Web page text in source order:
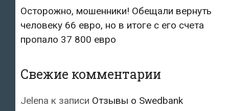
Осторожно, мошенники! Обещали вернуть
человеку 66 евро, но в итоге с его счета
пропало 37 800 евро
Свежие комментарии
Jelena к записи Отзывы о Swedbank